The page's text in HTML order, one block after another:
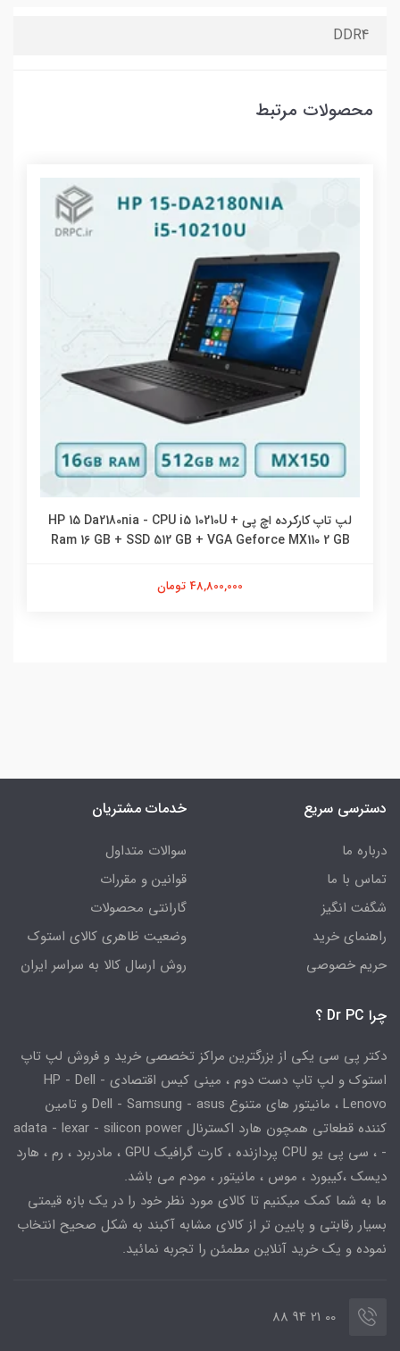
DDR4
محصولات مرتبط
لپ تاپ کارکرده اچ پی HP 15 Da2180nia - CPU i5 10210U +
Ram 16 GB + SSD 512 GB + VGA Geforce MX110 2 GB
48,800,000 تومان
دسترسی سریع
درباره ما
تماس با ما
شگفت انگیز
راهنمای خرید
حریم خصوصی
خدمات مشتریان
سوالات متداول
قوانین و مقررات
گارانتی محصولات
وضعیت ظاهری کالای استوک
روش ارسال کالا به سراسر ایران
چرا Dr PC ؟
دکتر پی سی یکی از بزرگترین مراکز تخصصی خرید و فروش لپ تاپ
استوک و لپ تاپ دست دوم ، مینی کیس اقتصادی HP - Dell -
Lenovo ، مانیتور های متنوع Dell - Samsung - asus و تامین
کننده قطعاتی همچون هارد اکسترنال adata - lexar - silicon power
- ، سی پی یو CPU پردازنده ، کارت گرافیک GPU ، مادربرد ، رم ، هارد
دیسک ،کیبورد ، موس ، مانیتور ، مودم می باشد.
ما به شما کمک میکنیم تا کالای مورد نظر خود را در یک بازه قیمتی
بسیار رقابتی و پایین تر از کالای مشابه آکبند به شکل صحیح انتخاب
نموده و یک خرید آنلاین مطمئن را تجربه نمائید.
00 21 94 88